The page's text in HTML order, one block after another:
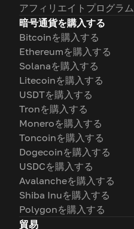
アフィリエイトプログラム
暗号通貨を購入する
Bitcoinを購入する
Ethereumを購入する
Solanaを購入する
Litecoinを購入する
USDTを購入する
Tronを購入する
Moneroを購入する
Toncoinを購入する
Dogecoinを購入する
USDCを購入する
Avalancheを購入する
Shiba Inuを購入する
Polygonを購入する
貿易